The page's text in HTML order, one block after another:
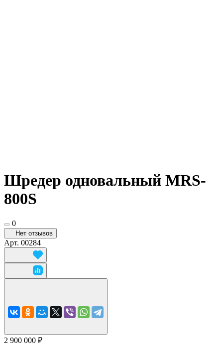
Шредер одновальный MRS-
800S
0
Нет отзывов
Арт. 00284
2 900 000 ₽